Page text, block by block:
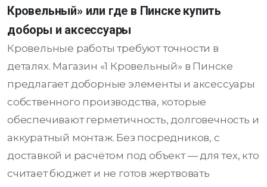
Кровельный» или где в Пинске купить
доборы и аксессуары
Кровельные работы требуют точности в
деталях. Магазин «1 Кровельный» в Пинске
предлагает доборные элементы и аксессуары
собственного производства, которые
обеспечивают герметичность, долговечность и
аккуратный монтаж. Без посредников, с
доставкой и расчётом под объект — для тех, кто
считает бюджет и не готов жертвовать